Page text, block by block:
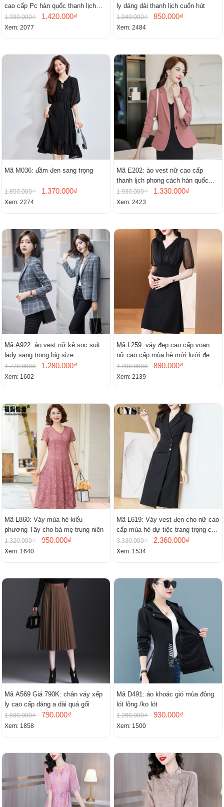
cao cấp Pc hàn quốc thanh lịch
mới
1.930.000₫ 1.420.000₫
Xem: 2077
ly dáng dài thanh lịch cuốn hút
1.040.000₫ 850.000₫
Xem: 2484
Mã M036: đầm đen sang trọng
1.850.000₫ 1.370.000₫
Xem: 2274
Mã E202: áo vest nữ cao cấp
thanh lịch phong cách hàn quốc
mới
1.930.000₫ 1.330.000₫
Xem: 2423
Mã A922: áo vest nữ kẻ sọc suit
lady sang trọng big size
1.770.000₫ 1.280.000₫
Xem: 1602
Mã L259: váy đẹp cao cấp voan
nữ cao cấp mùa hè mới lưới đen
cao cấp khí chất nhỏ tay ngắn
1.200.000₫ 890.000₫
Xem: 2139
Mã L860: Váy mùa hè kiểu
phương Tây cho bà mẹ trung niên
1.320.000₫ 950.000₫
Xem: 1640
Mã L619: Váy vest đen cho nữ cao
cấp mùa hè dự tiệc trang trọng cao
cấp
3.330.000₫ 2.360.000₫
Xem: 1534
Mã A569 Giá 790K: chân váy xếp
ly cao cấp dáng a dài quá gối
1.030.000₫ 790.000₫
Xem: 1858
Mã D491: áo khoác gió mùa đông
lót lông /ko lót
1.260.000₫ 930.000₫
Xem: 1500